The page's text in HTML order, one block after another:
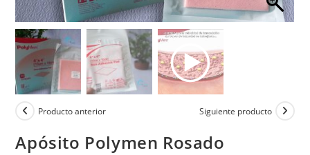
Producto anterior Siguiente producto
Apósito Polymen Rosado